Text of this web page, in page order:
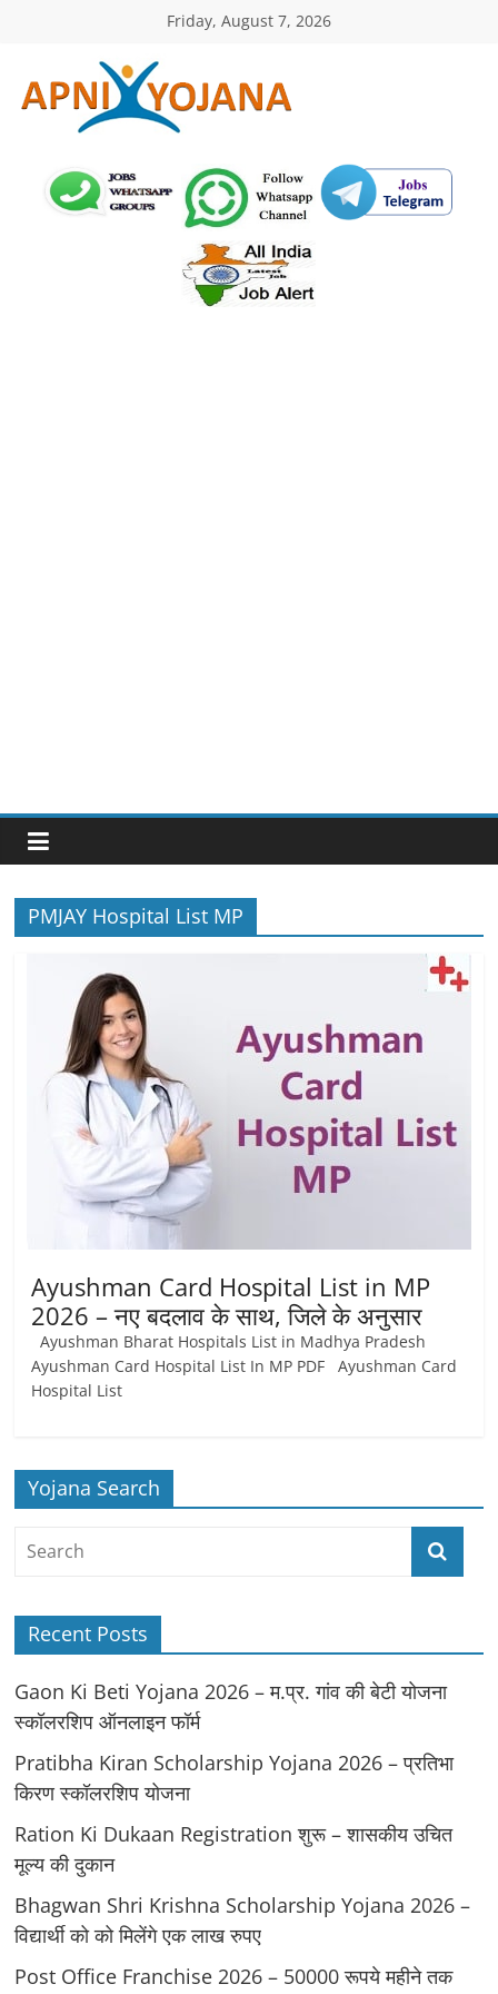
Friday, August 7, 2026
ApniYojana.com
सरकारी
योजनाएँ,
PMJAY Hospital List MP
Ayushman Card Hospital List in MP
2026 – नए बदलाव के साथ, जिले के अनुसार
Ayushman Bharat Hospitals List in Madhya Pradesh
Ayushman Card Hospital List In MP PDF Ayushman Card
Hospital List
Yojana Search
Recent Posts
Gaon Ki Beti Yojana 2026 – म.प्र. गांव की बेटी योजना
स्कॉलरशिप ऑनलाइन फॉर्म
Pratibha Kiran Scholarship Yojana 2026 – प्रतिभा
किरण स्कॉलरशिप योजना
Ration Ki Dukaan Registration शुरू – शासकीय उचित
मूल्य की दुकान
Bhagwan Shri Krishna Scholarship Yojana 2026 –
विद्यार्थी को को मिलेंगे एक लाख रुपए
Post Office Franchise 2026 – 50000 रूपये महीने तक